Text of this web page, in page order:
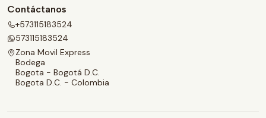
Contáctanos
+573115183524
573115183524
Zona Movil Express
Bodega
Bogota - Bogotá D.C.
Bogota D.C. - Colombia